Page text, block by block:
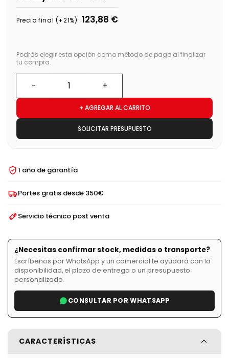
Precio final (+21%): 123,88 €
Podrás elegir esta opción como método de pago al finalizar
tu compra.
+ AGREGAR AL CARRITO
SOLICITAR PRESUPUESTO
1 año de garantía
Portes gratis desde 350€
Servicio técnico post venta
¿Necesitas confirmar stock, medidas o transporte?
Escríbenos por WhatsApp y un comercial te ayudará con la
disponibilidad, el plazo de entrega o un presupuesto
personalizado.
CONSULTAR POR WHATSAPP
CARACTERÍSTICAS